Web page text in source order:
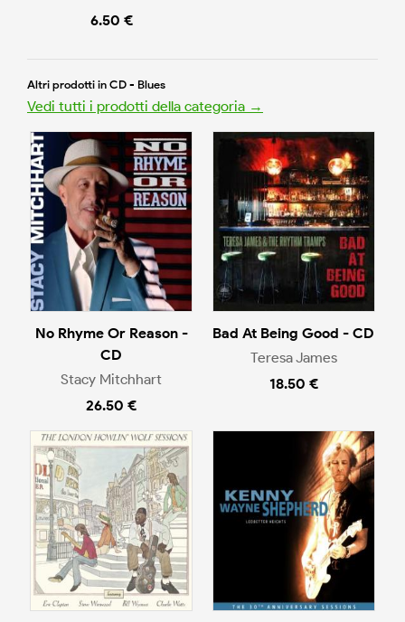
6.50 €
Altri prodotti in CD - Blues
Vedi tutti i prodotti della categoria →
No Rhyme Or Reason -
CD
Stacy Mitchhart
26.50 €
Bad At Being Good - CD
Teresa James
18.50 €